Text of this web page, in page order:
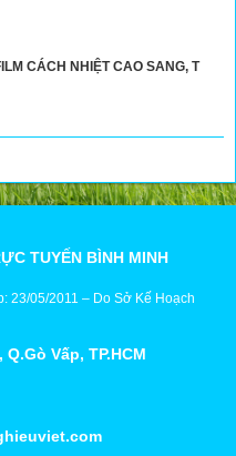
CÁCH NHIỆT CAO SANG, T
TUYẾN BÌNH MINH
23/05/2011 – Do Sở Kế Hoạch
Vấp, TP.HCM